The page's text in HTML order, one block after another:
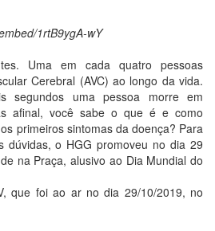
1rtB9ygA-wY
Uma em cada quatro pessoas
Cerebral (AVC) ao longo da vida.
segundos uma pessoa morre em
afinal, você sabe o que é e como
primeiros sintomas da doença? Para
dúvidas, o HGG promoveu no dia 29
na Praça, alusivo ao Dia Mundial do
que foi ao ar no dia 29/10/2019, no